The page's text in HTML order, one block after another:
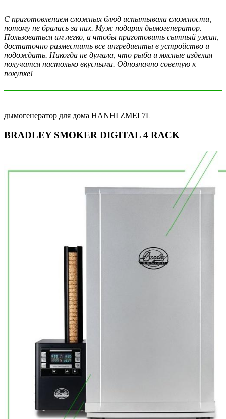
С приготовлением сложных блюд испытывала сложности,
потому не бралась за них. Муж подарил дымогенератор.
Пользоваться им легко, а чтобы приготовить сытный ужин,
достаточно разместить все ингредиенты в устройство и
подождать. Никогда не думала, что рыба и мясные изделия
получатся настолько вкусными. Однозначно советую к
покупке!
дымогенератор для дома HANHI ZMEI 7L
BRADLEY SMOKER DIGITAL 4 RACK